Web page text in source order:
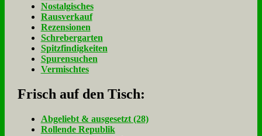
Nostalgisches
Rausverkauf
Rezensionen
Schrebergarten
Spitzfindigkeiten
Spurensuchen
Vermischtes
Frisch auf den Tisch:
Ab­ge­liebt & aus­ge­setzt (28)
Rol­len­de Re­pu­blik